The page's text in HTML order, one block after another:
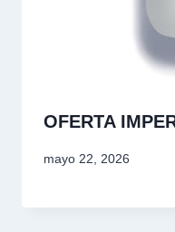
OFERTA
mayo 22, 2026